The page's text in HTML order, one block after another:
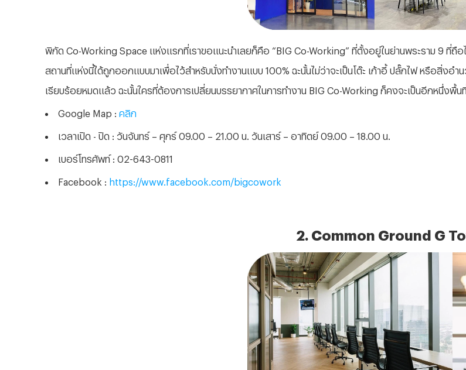
พิกัด Co-Working Space แห่งแรกที่เราขอแนะนำเลยก็คือ “BIG Co-Working” ที่ตั้งอยู่ในย่านพระราม 9 ที่ถื
สถานที่แห่งนี้ได้ถูกออกแบบมาเพื่อไว้สำหรับนั่งทำงานแบบ 100% ฉะนั้นไม่ว่าจะเป็นโต๊ะ เก้าอี้ ปลั๊กไฟ หรือสิ่ง
เรียบร้อยหมดแล้ว ฉะนั้นใครที่ต้องการเปลี่ยนบรรยากาศในการทำงาน BIG Co-Working ก็คงจะเป็นอีกหนึ่งพื้
Google Map : คลิก
เวลาเปิด - ปิด : วันจันทร์ – ศุกร์ 09.00 – 21.00 น. วันเสาร์ – อาทิตย์ 09.00 – 18.00 น.
เบอร์โทรศัพท์: 02-643-0811
Facebook : https://www.facebook.com/bigcowork
2. Common Ground G